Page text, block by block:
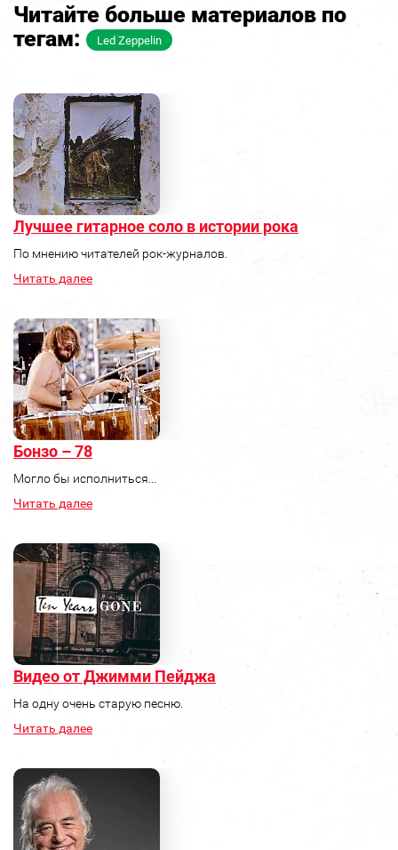
Читайте больше материалов по
тегам:
Led Zeppelin
Лучшее гитарное соло в истории рока
По мнению читателей рок-журналов.
Читать далее
Бонзо – 78
Могло бы исполниться...
Читать далее
Видео от Джимми Пейджа
На одну очень старую песню.
Читать далее